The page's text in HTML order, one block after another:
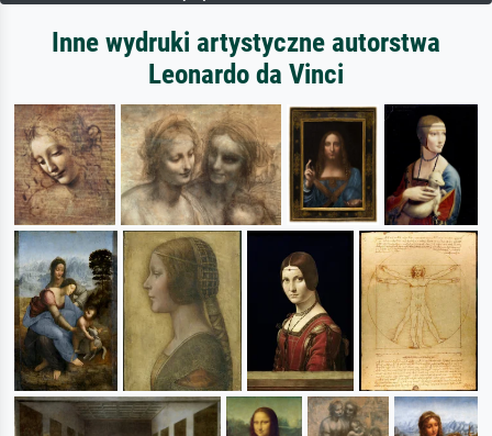
Inne wydruki artystyczne autorstwa
Leonardo da Vinci